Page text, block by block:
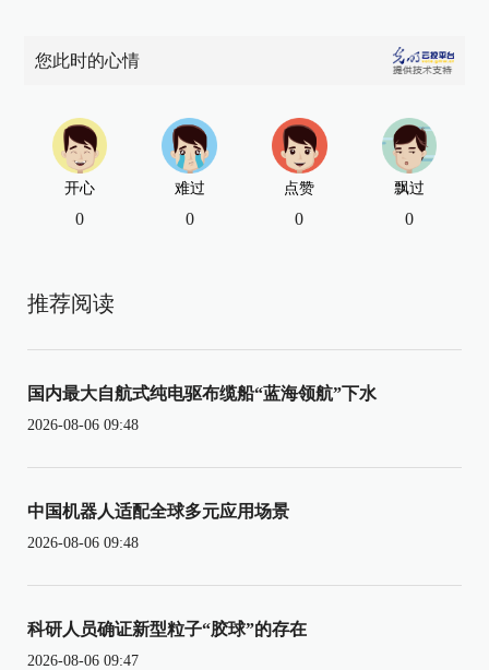
您此时的心情
开心
0
难过
0
点赞
0
飘过
0
推荐阅读
国内最大自航式纯电驱布缆船“蓝海领航”下水
2026-08-06 09:48
中国机器人适配全球多元应用场景
2026-08-06 09:48
科研人员确证新型粒子“胶球”的存在
2026-08-06 09:47